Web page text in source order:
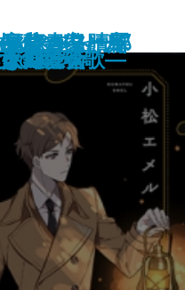
スペシャリ
譚録―
偵一家、ハ
―
査班
る
死ぬ
蔵書―贖罪
校カヌー部
人の僕と光
ン
い
錬愛術
リー
同窓会
の鎮魂歌―